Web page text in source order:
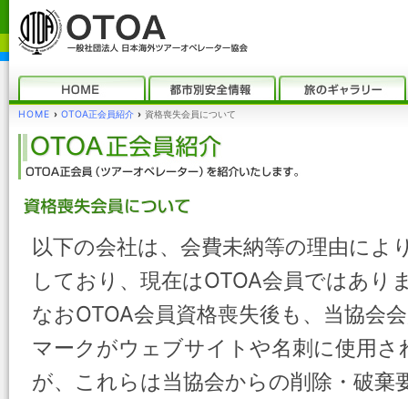
HOME › OTOA正会員紹介 › 資格喪失会員について
以下の会社は、会費未納等の理由によ
しており、現在はOTOA会員ではあり
なおOTOA会員資格喪失後も、当協会
マークがウェブサイトや名刺に使用
が、これらは当協会からの削除・破棄